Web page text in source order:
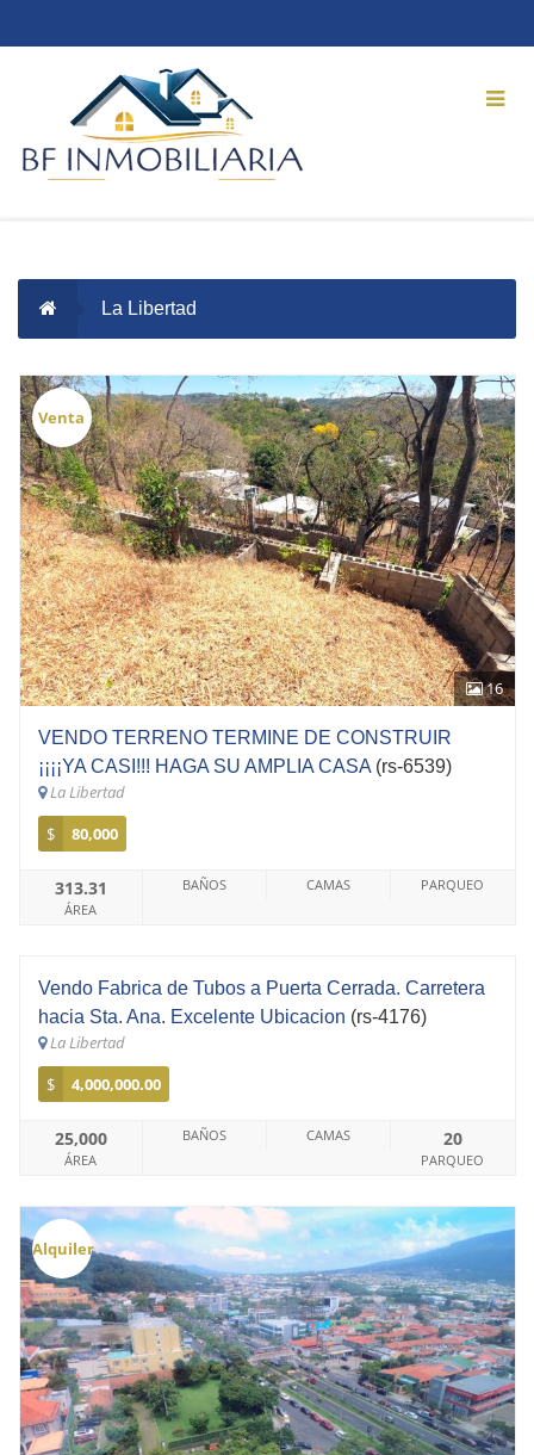
La Libertad
16
Venta
VENDO TERRENO TERMINE DE CONSTRUIR
¡¡¡¡YA CASI!!! HAGA SU AMPLIA CASA(rs-6539)
La Libertad
$
80,000
313.31
ÁREA
BAÑOS CAMAS PARQUEO
Vendo Fabrica de Tubos a Puerta Cerrada. Carretera
hacia Sta. Ana. Excelente Ubicacion (rs-4176)
La Libertad
$
4,000,000.00
25,000
ÁREA
BAÑOS CAMAS 20
PARQUEO
Alquiler